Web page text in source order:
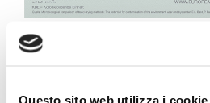
Questo sito web utilizza i cookie
Bitte lesen Sie die Artikel – in
die die Studie zusammenfassen